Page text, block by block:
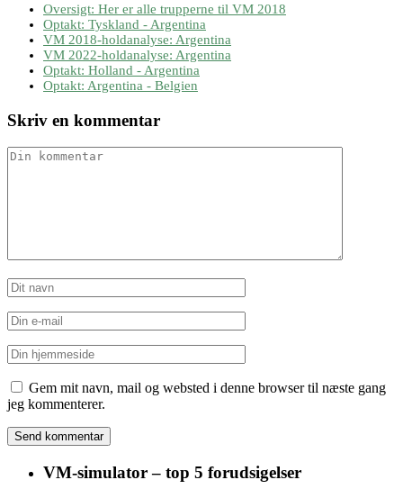
Oversigt: Her er alle trupperne til VM 2018
Optakt: Tyskland - Argentina
VM 2018-holdanalyse: Argentina
VM 2022-holdanalyse: Argentina
Optakt: Holland - Argentina
Optakt: Argentina - Belgien
Skriv en kommentar
Gem mit navn, mail og websted i denne browser til næste gang
jeg kommenterer.
VM-simulator – top 5 forudsigelser